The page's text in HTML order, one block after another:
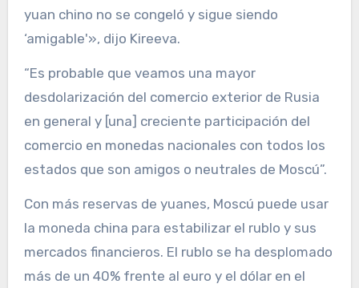
yuan chino no se congeló y sigue siendo
‘amigable'», dijo Kireeva.
“Es probable que veamos una mayor
desdolarización del comercio exterior de Rusia
en general y [una] creciente participación del
comercio en monedas nacionales con todos los
estados que son amigos o neutrales de Moscú”.
Con más reservas de yuanes, Moscú puede usar
la moneda china para estabilizar el rublo y sus
mercados financieros. El rublo se ha desplomado
más de un 40% frente al euro y el dólar en el